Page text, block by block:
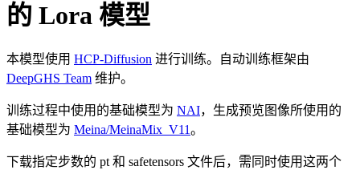
的 Lora 模型
本模型使用 HCP-Diffusion 进行训练。自动训练框架由
DeepGHS Team 维护。
训练过程中使用的基础模型为 NAI，生成预览图像所使用的
基础模型为 Meina/MeinaMix_V11。
下载指定步数的 pt 和 safetensors 文件后，需同时使用这两个